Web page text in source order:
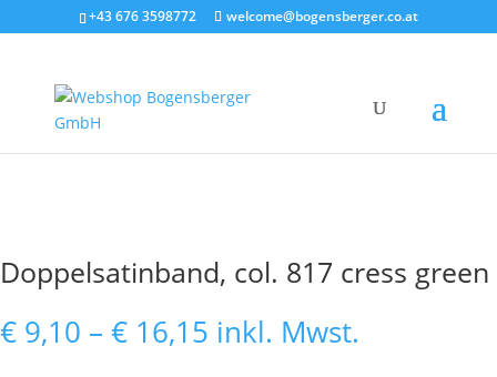
+43 676 3598772 welcome@bogensberger.co.at
Doppelsatinband, col. 817 cress green
€ 9,10 – € 16,15 Preisspanne:
€ 9,10
inkl. Mwst.